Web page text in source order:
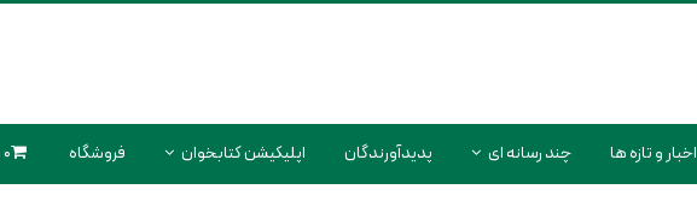
اخبار و تازه ها چند رسانه ای پدیدآورندگان اپلیکیشن کتابخوان فروشگاه 0 محصول